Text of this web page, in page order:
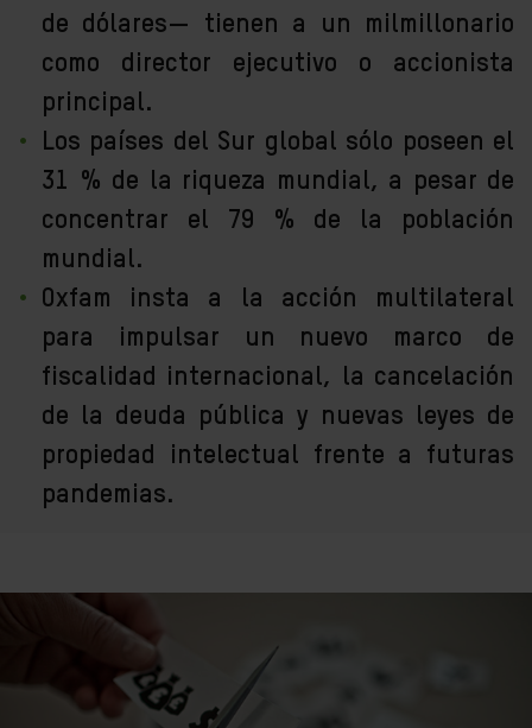
de dólares— tienen a un milmillonario
como director ejecutivo o accionista
principal.
Los países del Sur global sólo poseen el
31 % de la riqueza mundial, a pesar de
concentrar el 79 % de la población
mundial.
Oxfam insta a la acción multilateral
para impulsar un nuevo marco de
fiscalidad internacional, la cancelación
de la deuda pública y nuevas leyes de
propiedad intelectual frente a futuras
pandemias.